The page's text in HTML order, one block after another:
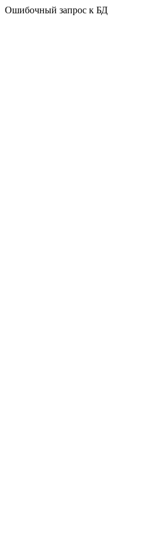
Ошибочный запрос к БД